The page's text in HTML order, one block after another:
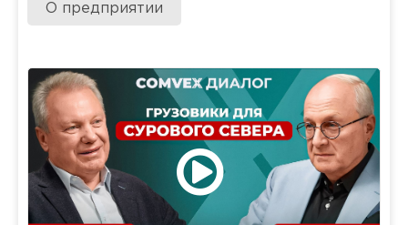
О предприятии